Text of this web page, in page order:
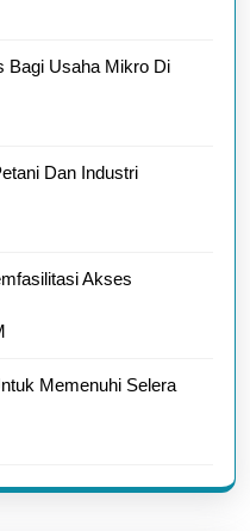
Bagi Usaha Mikro Di
Dan Industri
Akses
Memenuhi Selera